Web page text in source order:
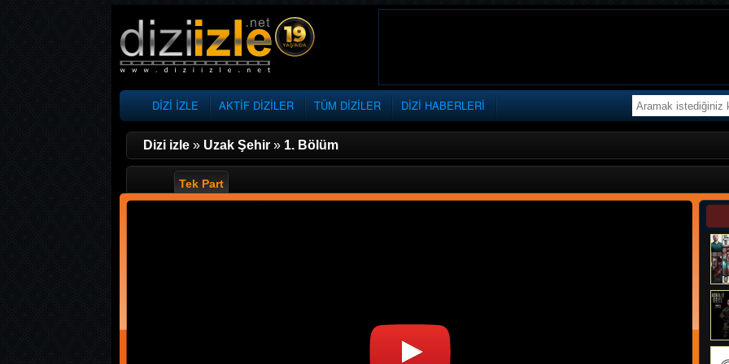
DİZİ İZLE AKTİF DİZİLER TÜM DİZİLER DİZİ HABERLERİ
Dizi izle » Uzak Şehir » 1. Bölüm
Tek Part